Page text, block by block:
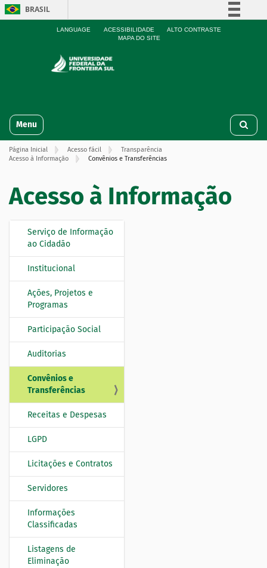
BRASIL
Simplifique!
LANGUAGE ACESSIBILIDADE
ALTO CONTRASTE
MAPA DO SITE
v
Toggle navigation
Página Inicial Acesso fácil
Transparência
Acesso à Informação
Convênios e Transferências
Acesso à Informação
e
ã
Serviço de Informação
ao Cidadão
Institucional
Ações, Projetos e
Programas
Participação Social
Auditorias
Convênios e
Transferências
Receitas e Despesas
LGPD
Licitações e Contratos
Servidores
Informações
Classificadas
Listagens de
Eliminação